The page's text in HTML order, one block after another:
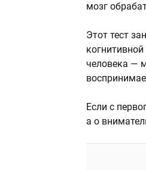
мозг
Этот тест
человека —
Если с
а о